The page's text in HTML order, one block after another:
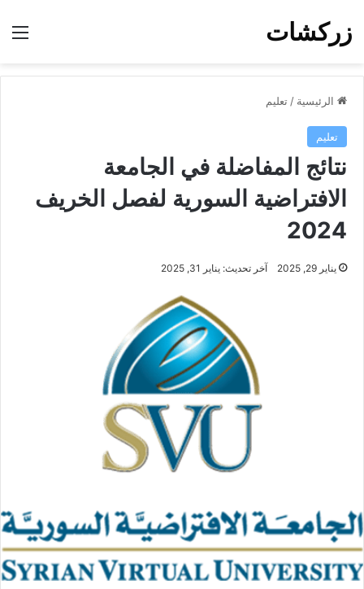
زركشات
الرئيسية / تعليم
تعليم
نتائج المفاضلة في الجامعة
الافتراضية السورية لفصل الخريف
2024
يناير 29, 2025 آخر تحديث: يناير 31, 2025